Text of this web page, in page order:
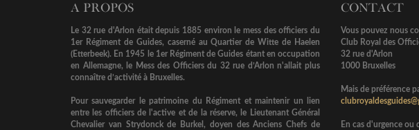
A PROPOS
Le 32 rue d'Arlon était depuis 1885 environ le mess des officiers du
1er Régiment de Guides, caserné au Quartier de Witte de Haelen
(Etterbeek). En 1945 le 1er Régiment de Guides étant en occupation
en Allemagne, le Mess des Officiers du 32 rue d’Arlon n'allait plus
connaître d’activité à Bruxelles.
Pour sauvegarder le patrimoine du Régiment et maintenir un lien
entre les officiers de l'active et de la réserve, le Lieutenant Général
Chevalier van Strydonck de Burkel, doyen des Anciens Chefs de
CONTACT
Vous pouvez nous
Club Royal des
32 rue d'Arlon
1000 Bruxelles
Mais de préférence
En cas d'urgence ou